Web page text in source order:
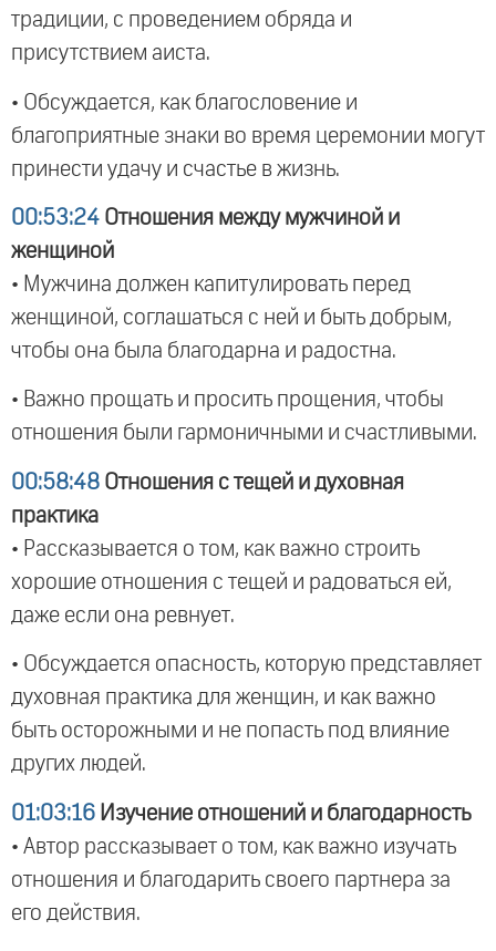
традиции, с проведением обряда и
присутствием аиста.
• Обсуждается, как благословение и
благоприятные знаки во время церемонии могут
принести удачу и счастье в жизнь.
00:53:24 Отношения между мужчиной и
женщиной
• Мужчина должен капитулировать перед
женщиной, соглашаться с ней и быть добрым,
чтобы она была благодарна и радостна.
• Важно прощать и просить прощения, чтобы
отношения были гармоничными и счастливыми.
00:58:48 Отношения с тещей и духовная
практика
• Рассказывается о том, как важно строить
хорошие отношения с тещей и радоваться ей,
даже если она ревнует.
• Обсуждается опасность, которую представляет
духовная практика для женщин, и как важно
быть осторожными и не попасть под влияние
других людей.
01:03:16 Изучение отношений и благодарность
• Автор рассказывает о том, как важно изучать
отношения и благодарить своего партнера за
его действия.